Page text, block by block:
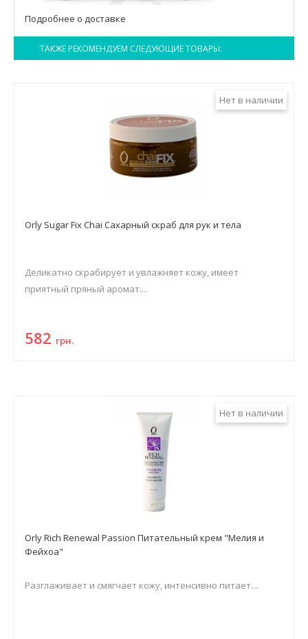
Подробнее о доставке
ТАКЖЕ РЕКОМЕНДУЕМ СЛЕДУЮЩИЕ ТОВАРЫ:
Нет в наличии
Orly Sugar Fix Chai Сахарный скраб для рук и тела
Деликатно скрабирует и увлажняет кожу, имеет
приятный пряный аромат....
582 грн.
Нет в наличии
Orly Rich Renewal Passion Питательный крем "Мелия и
Фейхоа"
Разглаживает и смягчает кожу, интенсивно питает....